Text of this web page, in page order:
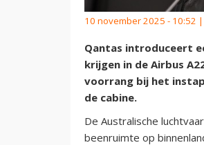
10 november 2025 - 10:52
Qantas introduceert
krijgen in de Airbus
voorrang bij het
de cabine.
De Australische
beenruimte op